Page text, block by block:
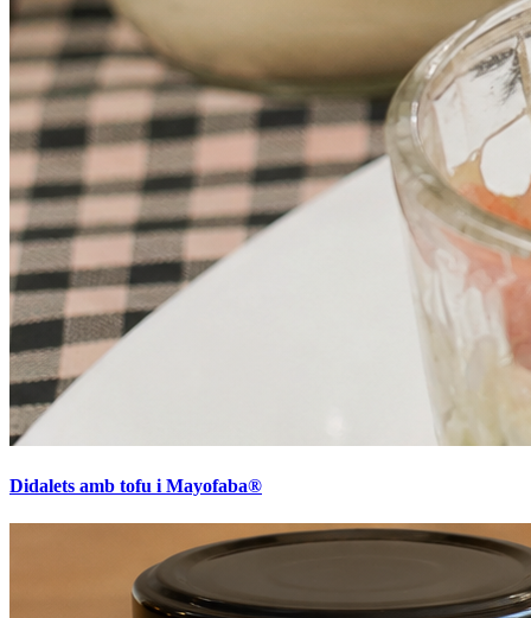
Didalets amb tofu i Mayofaba®